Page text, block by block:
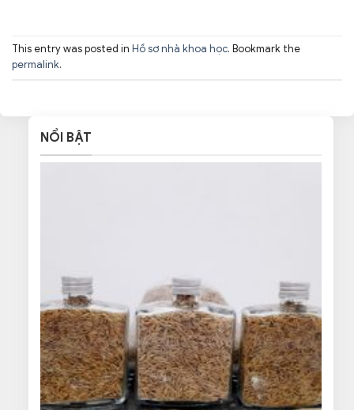
This entry was posted in Hồ sơ nhà khoa học. Bookmark the
permalink.
NỔI BẬT